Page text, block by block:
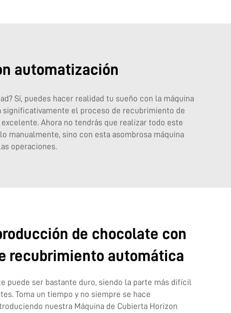
automatización
Sí, puedes hacer realidad tu sueño con la máquina
significativamente el proceso de recubrimiento de
Ahora no tendrás que realizar todo este
manualmente, sino con esta asombrosa máquina
operaciones.
de chocolate con
recubrimiento automática
puede ser bastante duro, siendo la parte más difícil
Toma un tiempo y no siempre se hace
nuestra Máquina de Cubierta Horizon